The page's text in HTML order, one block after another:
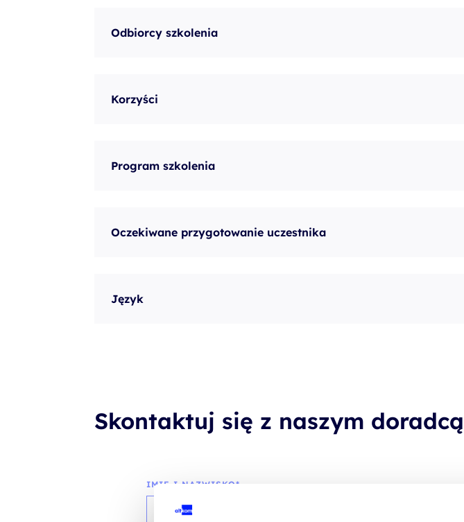
Odbiorcy szkolenia
Korzyści
Program szkolenia
Oczekiwane przygotowanie uczestnika
Język
Skontaktuj się z naszym doradcą
IMIĘ I NAZWISKO*